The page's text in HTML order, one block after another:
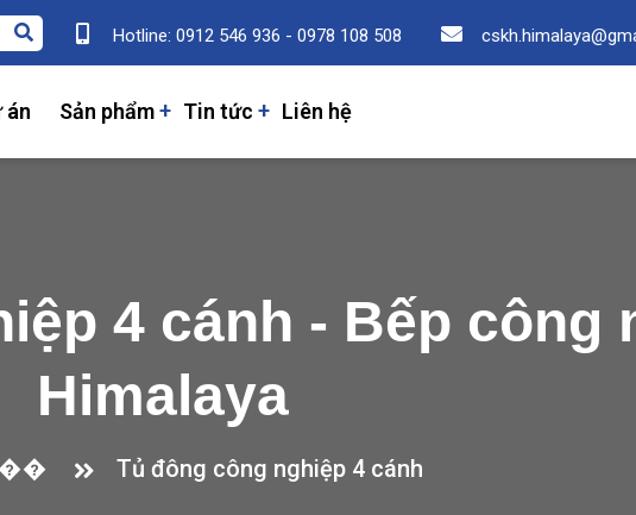
Hotline: 0912 546 936 - 0978 108 508
án Sản phẩm Tin tức Liên hệ
4 cánh - Bếp công
Himalaya
Tủ đông công nghiệp 4 cánh